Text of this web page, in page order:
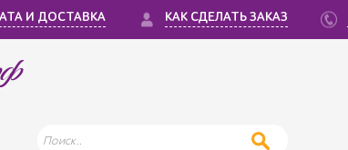
И ДОСТАВКА КАК СДЕЛАТЬ ЗАКАЗ